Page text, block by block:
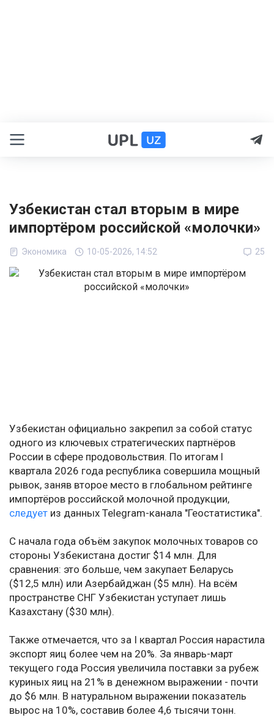
Узбекистан стал вторым в мире
импортёром российской «молочки»
Экономика 10-05-2026, 14:52 25
Узбекистан официально закрепил за собой статус
одного из ключевых стратегических партнёров
России в сфере продовольствия. По итогам l
квартала 2026 года республика совершила мощный
рывок, заняв второе место в глобальном рейтинге
импортёров российской молочной продукции,
следует из данных Telegram-канала "Геостатистика".
С начала года объём закупок молочных товаров со
стороны Узбекистана достиг $14 млн. Для
сравнения: это больше, чем закупает Беларусь
($12,5 млн) или Азербайджан ($5 млн). На всём
пространстве СНГ Узбекистан уступает лишь
Казахстану ($30 млн).
Также отмечается, что за I квартал Россия нарастила
экспорт яиц более чем на 20%. За январь-март
текущего года Россия увеличила поставки за рубеж
куриных яиц на 21% в денежном выражении - почти
до $6 млн. В натуральном выражении показатель
вырос на 10%, составив более 4,6 тысячи тонн.